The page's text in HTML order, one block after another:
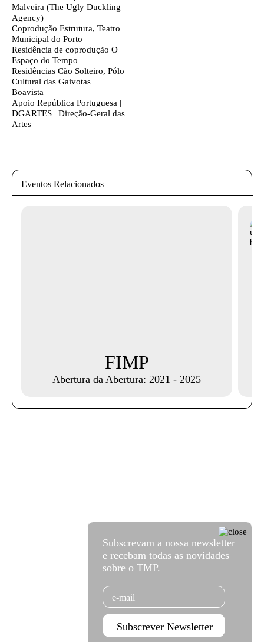
Malveira (The Ugly Duckling
Agency)
Coprodução Estrutura, Teatro
Municipal do Porto
Residência de coprodução O
Espaço do Tempo
Residências Cão Solteiro, Pólo
Cultural das Gaivotas |
Boavista
Apoio República Portuguesa |
DGARTES | Direção-Geral das
Artes
Eventos Relacionados
FIMP
Abertura da Abertura: 2021 - 2025
Subscrevam a nossa newsletter
e recebam todas as novidades
sobre o TMP.
Email
Subscrever Newsletter